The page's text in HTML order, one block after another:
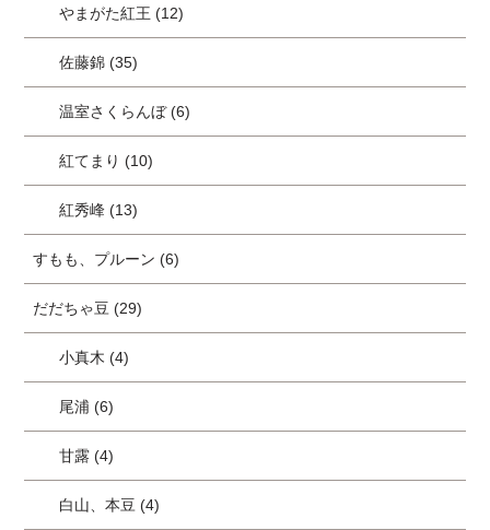
やまがた紅王 (12)
佐藤錦 (35)
温室さくらんぼ (6)
紅てまり (10)
紅秀峰 (13)
すもも、プルーン (6)
だだちゃ豆 (29)
小真木 (4)
尾浦 (6)
甘露 (4)
白山、本豆 (4)